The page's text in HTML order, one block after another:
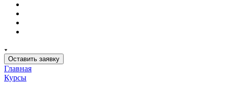
Оставить заявку
Главная
Курсы